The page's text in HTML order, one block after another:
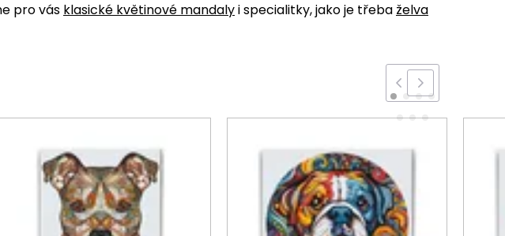
pro vás klasické květinové mandalyi specialitky, jako je třeba želva